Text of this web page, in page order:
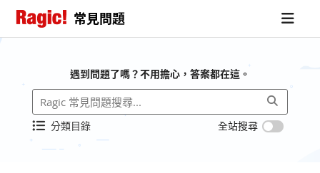
常見問題
遇到問題了嗎？不用擔心，答案都在這。
分類目錄 全站搜尋